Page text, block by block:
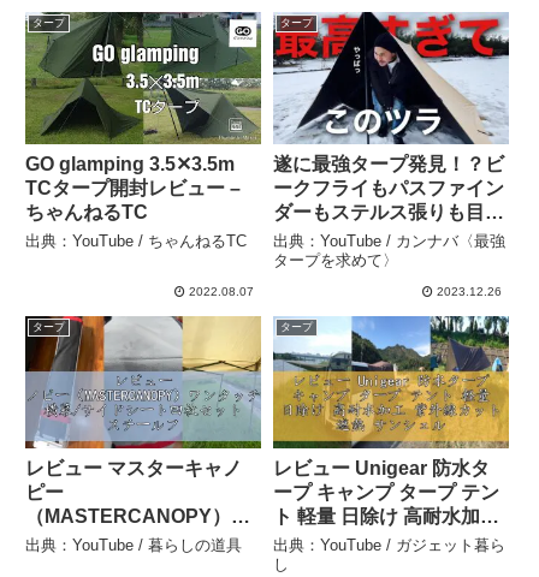
タープ
GO glamping 3.5✕3.5m
TCタープ開封レビュー –
ちゃんねるTC
出典：YouTube / ちゃんねるTC
2022.08.07
タープ
遂に最強タープ発見！？ビ
ークフライもパスファイン
ダーもステルス張りも目じ
ゃない！巨大な空間を簡単
設営で実現したタープテン
トの貼り方をしっかりレビ
プを求めて〉
出典：YouTube / カンナバ〈最強
タープを求めて〉
2023.12.26
タープ
レビュー マスターキャノ
ピー
（MASTERCANOPY）ワ
ンタッチタープテント 横
出典：YouTube / 暮らしの道具
タープ
レビュー Unigear 防水タ
ープ キャンプ タープ テン
ト 軽量 日除け 高耐水加工
紫外線カット 遮熱 サンシ
ェルター ポータブル 天幕
出典：YouTube / ガジェット暮ら
し